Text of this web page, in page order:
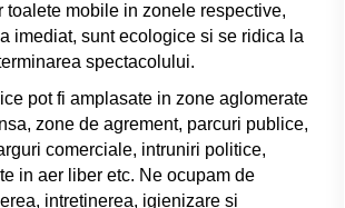
toalete mobile in zonele respective,
imediat, sunt ecologice si se ridica la
spectacolului.
pot fi amplasate in zone aglomerate
zone de agrement, parcuri publice,
comerciale, intruniri politice,
in aer liber etc. Ne ocupam de
intretinerea, igienizare si